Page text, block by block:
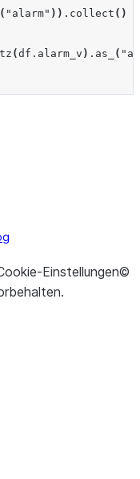
( "alarm" )) . collect ()
(df . alarm_v ) . as_ (
Einstellungen©
.